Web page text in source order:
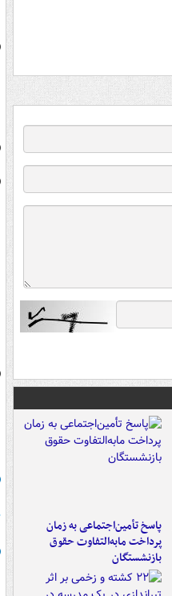
پاسخ تأمین‌اجتماعی به زمان
پرداخت مابه‌التفاوت حقوق
بازنشستگان